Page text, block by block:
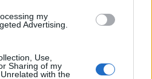
my
Advertising.
Use,
Sharing of my
with the
«Καμία
πυρκαγιές περιοχές της